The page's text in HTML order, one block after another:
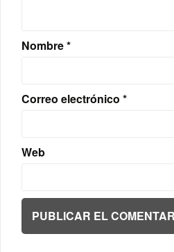
Nombre*
Correo electrónico *
Web